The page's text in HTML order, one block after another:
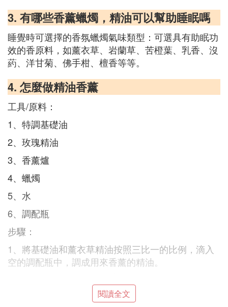
3. 有哪些香薰蠟燭，精油可以幫助睡眠嗎
睡覺時可選擇的香氛蠟燭氣味類型：可選具有助眠功
效的香原料，如薰衣草、岩蘭草、苦橙葉、乳香、沒
葯、洋甘菊、佛手柑、檀香等等。
4. 怎麼做精油香薰
工具/原料：
1、特調基礎油
2、玫瑰精油
3、香薰爐
4、蠟燭
5、水
6、調配瓶
步驟：
1、將基礎油和薰衣草精油按照三比一的比例，滴入
空的調配瓶中，調成用來香薰的精油。
5. 香薰蠟燭的自製使用
閱讀全文